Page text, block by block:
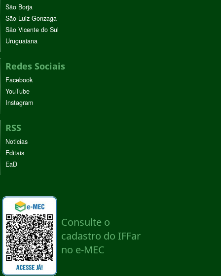
São Borja
São Luiz Gonzaga
São Vicente do Sul
Uruguaiana
Redes Sociais
Facebook
YouTube
Instagram
RSS
Noticias
Editais
EaD